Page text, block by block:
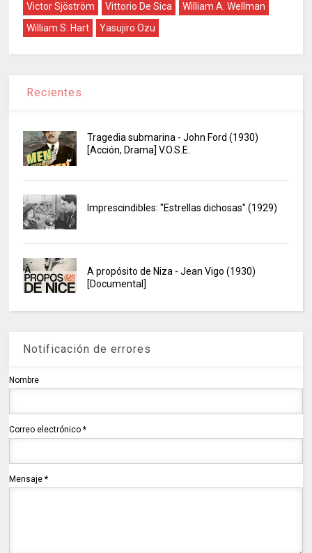
Victor Sjöström
Vittorio De Sica
William A. Wellman
William S. Hart
Yasujiro Ozu
Recientes
Tragedia submarina - John Ford (1930)
[Acción, Drama] V.O.S.E.
Imprescindibles: "Estrellas dichosas" (1929)
A propósito de Niza - Jean Vigo (1930)
[Documental]
Notificación de errores
Nombre
Correo electrónico*
Mensaje*